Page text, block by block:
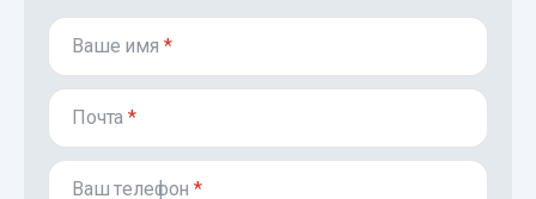
Ваше имя *
Почта*
Ваш телефон*